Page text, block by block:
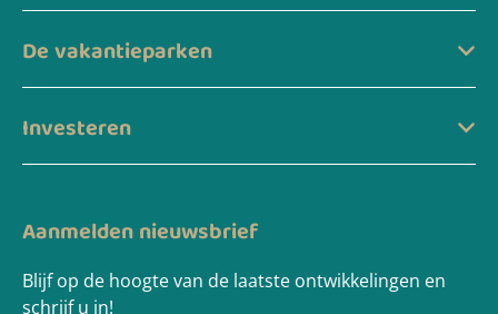
De vakantieparken
Investeren
Aanmelden nieuwsbrief
Blijf op de hoogte van de laatste ontwikkelingen en
schrijf u in!